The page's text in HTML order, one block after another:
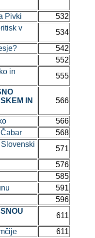
Pivki
532
v
534
542
552
in
555
IN
566
566
568
571
576
585
591
596
611
611